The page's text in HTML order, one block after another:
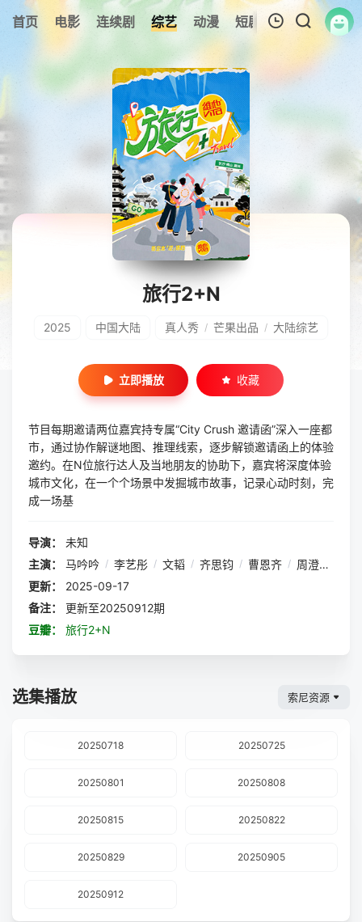
首页 电影 连续剧 综艺 动漫 短剧大全 纪录片
暂无观看影片的记录
旅行2+N
2025 中国大陆 真人秀 / 芒果出品 / 大陆综艺
立即播放 收藏
节目每期邀请两位嘉宾持专属“City Crush 邀请函”深入一座都
市，通过协作解谜地图、推理线索，逐步解锁邀请函上的体验
邀约。在N位旅行达人及当地朋友的协助下，嘉宾将深度体验
城市文化，在一个个场景中发掘城市故事，记录心动时刻，完
成一场基
导演：
未知
主演：
马吟吟 / 李艺彤 / 文韬 / 齐思钧 / 曹恩齐 / 周澄奥
更新：
2025-09-17
备注：
更新至20250912期
豆瓣：
旅行2+N
选集播放 索尼资源
20250718 20250725
20250801 20250808
20250815 20250822
20250829 20250905
20250912